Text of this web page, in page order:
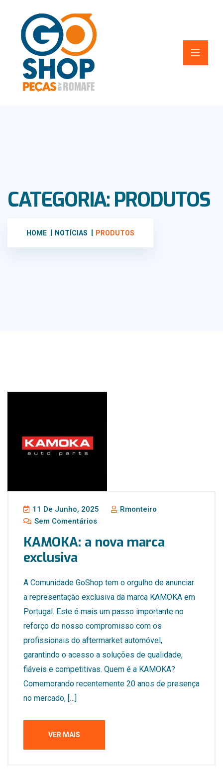
CATEGORIA: PRODUTOS
HOME NOTÍCIAS PRODUTOS
11 De Junho, 2025
Rmonteiro
Sem Comentários
KAMOKA: a nova marca
exclusiva
A Comunidade GoShop tem o orgulho de anunciar
a representação exclusiva da marca KAMOKA em
Portugal. Este é mais um passo importante no
reforço do nosso compromisso com os
profissionais do aftermarket automóvel,
garantindo o acesso a soluções de qualidade,
fiáveis e competitivas. Quem é a KAMOKA?
Comemorando recentemente 20 anos de presença
no mercado, […]
VER MAIS